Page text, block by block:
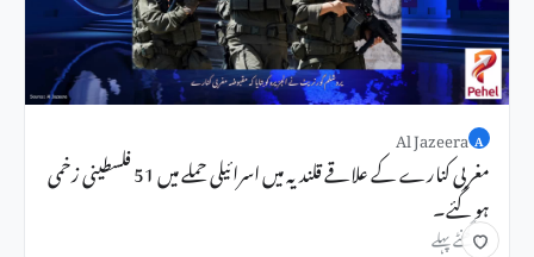
A
Al Jazeera
مغربی کنارے کے علاقے قلندیہ میں اسرائیلی حملے میں 51 فلسطینی زخمی
ہو گئے۔
18 گھنٹے پہلے